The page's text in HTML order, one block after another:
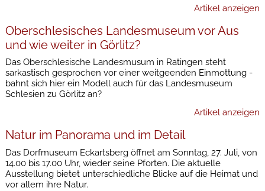
Artikel anzeigen
Oberschlesisches Landesmuseum vor Aus
und wie weiter in Görlitz?
Das Oberschlesische Landesmusum in Ratingen steht
sarkastisch gesprochen vor einer weitgeenden Einmottung -
bahnt sich hier ein Modell auch für das Landesmuseum
Schlesien zu Görlitz an?
Artikel anzeigen
Natur im Panorama und im Detail
Das Dorfmuseum Eckartsberg öffnet am Sonntag, 27. Juli, von
14.00 bis 17.00 Uhr, wieder seine Pforten. Die aktuelle
Ausstellung bietet unterschiedliche Blicke auf die Heimat und
vor allem ihre Natur.